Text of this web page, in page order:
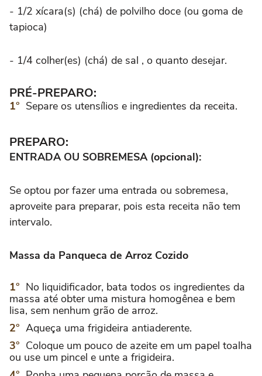
- 1/2 xícara(s) (chá) de polvilho doce (ou goma de
tapioca)
- 1/4 colher(es) (chá) de sal , o quanto desejar.
PRÉ-PREPARO:
Separe os utensílios e ingredientes da receita.
PREPARO:
ENTRADA OU SOBREMESA (opcional):
Se optou por fazer uma entrada ou sobremesa,
aproveite para preparar, pois esta receita não tem
intervalo.
Massa da Panqueca de Arroz Cozido
No liquidificador, bata todos os ingredientes da
massa até obter uma mistura homogênea e bem
lisa, sem nenhum grão de arroz.
Aqueça uma frigideira antiaderente.
Coloque um pouco de azeite em um papel toalha
ou use um pincel e unte a frigideira.